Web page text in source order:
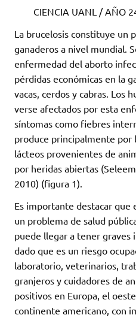
CIENCIA UANL / AÑO
La brucelosis constituye un
ganaderos a nivel mundial.
enfermedad del aborto
pérdidas económicas en la
vacas, cerdos y cabras. Los
verse afectados por esta
síntomas como fiebres
produce principalmente por
lácteos provenientes de
por heridas abiertas
2010) (figura 1).
Es importante destacar
un problema de salud
puede llegar a tener graves
dado que es un riesgo
laboratorio, veterinarios,
granjeros y cuidadores de
positivos en Europa, el
continente americano, con